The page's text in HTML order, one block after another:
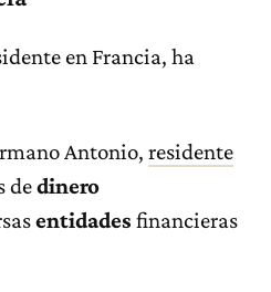
en Francia, ha
Antonio, residente
dedinero
entidades financieras